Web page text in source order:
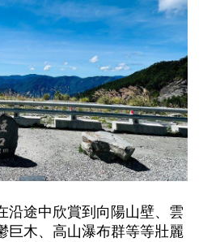
沿途中欣賞到向陽山壁、雲
巨木、高山瀑布群等等壯麗